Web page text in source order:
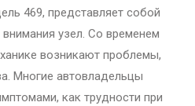
469, представляет собой
узел. Со временем
возникают проблемы,
Многие автовладельцы
как трудности при